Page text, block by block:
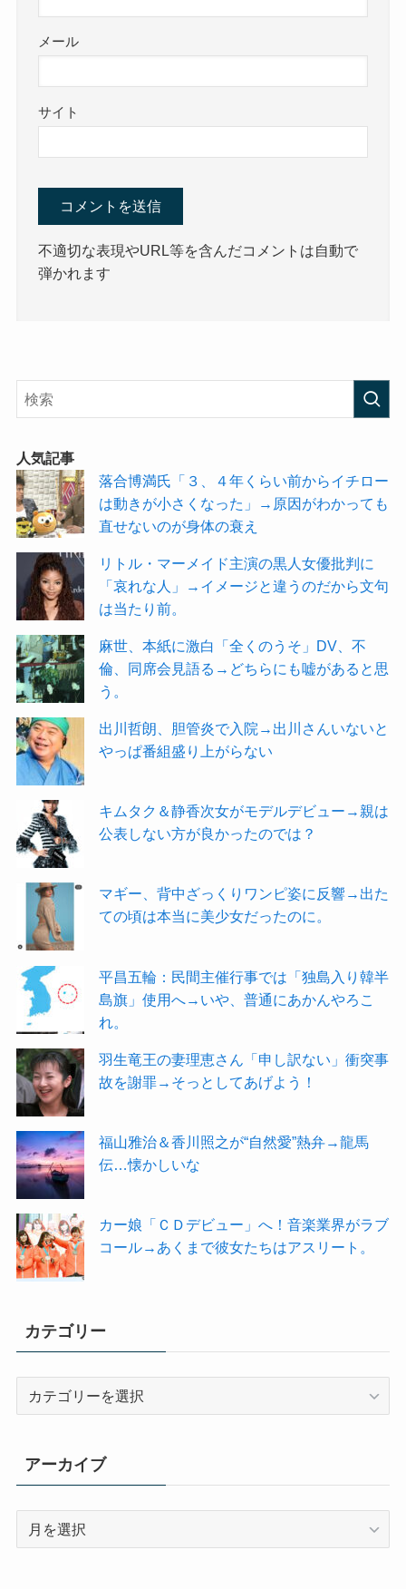
メール
サイト
不適切な表現やURL等を含んだコメントは自動で
弾かれます
人気記事
落合博満氏「３、４年くらい前からイチロー
は動きが小さくなった」→原因がわかっても
直せないのが身体の衰え
リトル・マーメイド主演の黒人女優批判に
「哀れな人」→イメージと違うのだから文句
は当たり前。
麻世、本紙に激白「全くのうそ」DV、不
倫、同席会見語る→どちらにも嘘があると思
う。
出川哲朗、胆管炎で入院→出川さんいないと
やっぱ番組盛り上がらない
キムタク＆静香次女がモデルデビュー→親は
公表しない方が良かったのでは？
マギー、背中ざっくりワンピ姿に反響→出た
ての頃は本当に美少女だったのに。
平昌五輪：民間主催行事では「独島入り韓半
島旗」使用へ→いや、普通にあかんやろこ
れ。
羽生竜王の妻理恵さん「申し訳ない」衝突事
故を謝罪→そっとしてあげよう！
福山雅治＆香川照之が“自然愛”熱弁→龍馬
伝…懐かしいな
カー娘「ＣＤデビュー」へ！音楽業界がラブ
コール→あくまで彼女たちはアスリート。
カテゴリー
リ
ー
アーカイブ